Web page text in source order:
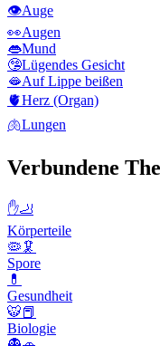
👁️Auge
👀Augen
👄Mund
🤥Lügendes Gesicht
🫦Auf Lippe beißen
🫀Herz (Organ)
🫁Lungen
Verbundene
✋🦶
Körperteile
🦠🦑
Spore
💊
Gesundheit
🐯📕
Biologie